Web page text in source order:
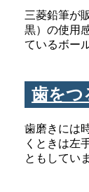
三菱鉛筆が
黒）の使用
ているボー
歯をつ
歯磨きには
くときは左
ともしてい